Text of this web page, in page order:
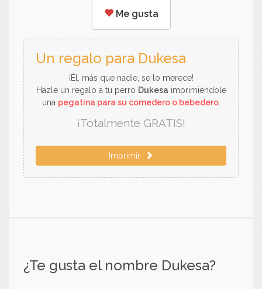
Me gusta
Un regalo para Dukesa
¡Él, más que nadie, se lo merece!
Hazle un regalo a tu perro Dukesa imprimiéndole
una pegatina para su comedero o bebedero.
¡Totalmente GRATIS!
Imprimir
¿Te gusta el nombre Dukesa?